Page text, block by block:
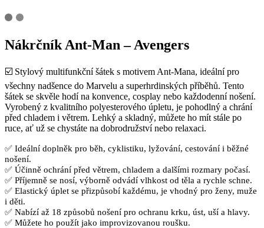
Nákrčník Ant-Man – Avengers
☑️ Stylový multifunkční šátek s motivem Ant-Mana, ideální pro
všechny nadšence do Marvelu a superhrdinských příběhů. Tento
šátek se skvěle hodí na konvence, cosplay nebo každodenní nošení.
Vyrobený z kvalitního polyesterového úpletu, je pohodlný a chrání
před chladem i větrem. Lehký a skladný, můžete ho mít stále po
ruce, ať už se chystáte na dobrodružství nebo relaxaci.
✅ Ideální doplněk pro běh, cyklistiku, lyžování, cestování i běžné
nošení.
✅ Účinně ochrání před větrem, chladem a dalšími rozmary počasí.
✅ Příjemně se nosí, výborně odvádí vlhkost od těla a rychle schne.
✅ Elastický úplet se přizpůsobí každému, je vhodný pro ženy, muže
i děti.
✅ Nabízí až 18 způsobů nošení pro ochranu krku, úst, uší a hlavy.
✅ Můžete ho použít jako improvizovanou roušku.